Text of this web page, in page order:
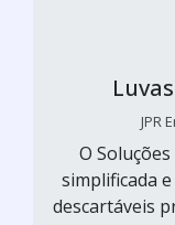
JPR
O
simplificada
descartáveis